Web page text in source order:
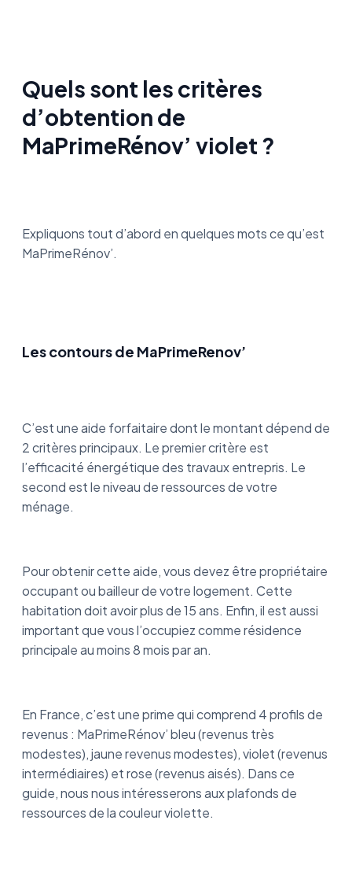
Quels sont les critères
d’obtention de
MaPrimeRénov’ violet ?
Expliquons tout d’abord en quelques mots ce qu’est
MaPrimeRénov’.
Les contours de MaPrimeRenov’
C’est une aide forfaitaire dont le montant dépend de
2 critères principaux. Le premier critère est
l’efficacité énergétique des travaux entrepris. Le
second est le niveau de ressources de votre
ménage.
Pour obtenir cette aide, vous devez être propriétaire
occupant ou bailleur de votre logement. Cette
habitation doit avoir plus de 15 ans. Enfin, il est aussi
important que vous l’occupiez comme résidence
principale au moins 8 mois par an.
En France, c’est une prime qui comprend 4 profils de
revenus : MaPrimeRénov’ bleu (revenus très
modestes), jaune revenus modestes), violet (revenus
intermédiaires) et rose (revenus aisés). Dans ce
guide, nous nous intéresserons aux plafonds de
ressources de la couleur violette.